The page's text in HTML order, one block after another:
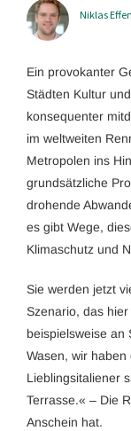
Niklas
Ein provokanter
Städten Kultur
konsequenter
im weltweiten
Metropolen ins
grundsätzliche
drohende
es gibt Wege,
Klimaschutz und
Sie werden jetzt
Szenario, das
beispielsweise an
Wasen, wir
Lieblingsitaliener
Terrasse.« – Die
Anschein hat.